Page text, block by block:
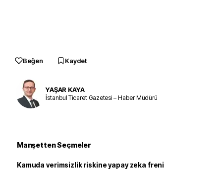
Beğen Kaydet
YAŞAR KAYA
İstanbul Ticaret Gazetesi – Haber Müdürü
Manşetten Seçmeler
Kamuda verimsizlik riskine yapay zeka freni